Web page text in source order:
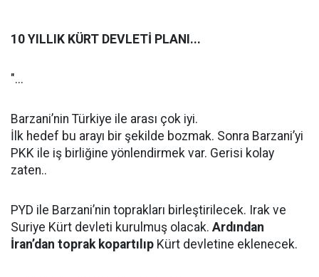
10 YILLIK KÜRT DEVLETİ PLANI...
"...
Barzani’nin Türkiye ile arası çok iyi.
İlk hedef bu arayı bir şekilde bozmak. Sonra Barzani’yi
PKK ile iş birliğine yönlendirmek var. Gerisi kolay
zaten..
PYD ile Barzani’nin toprakları birleştirilecek. Irak ve
Suriye Kürt devleti kurulmuş olacak. Ardından
İran’dan toprak kopartılıp Kürt devletine eklenecek.